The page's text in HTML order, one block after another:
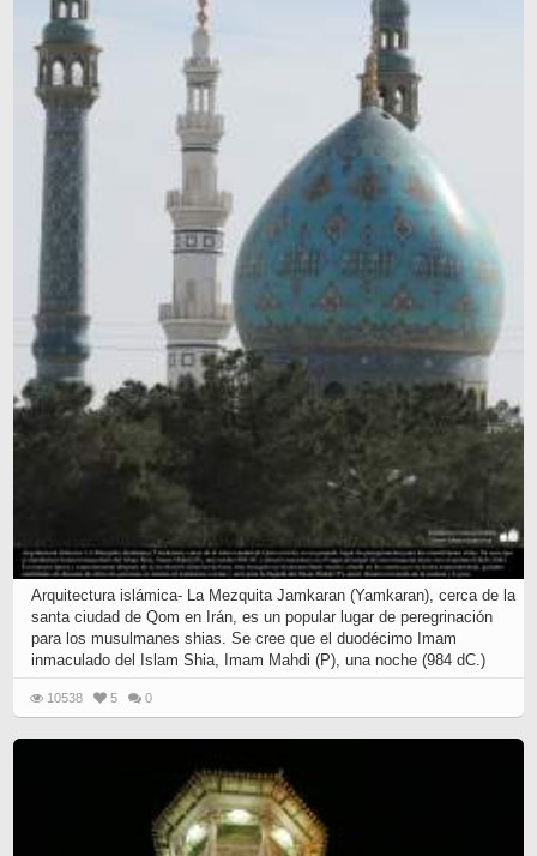
Arquitectura islámica- La Mezquita Jamkaran (Yamkaran), cerca de la
santa ciudad de Qom en Irán, es un popular lugar de peregrinación
para los musulmanes shias. Se cree que el duodécimo Imam
inmaculado del Islam Shia, Imam Mahdi (P), una noche (984 dC.)
10538 5 0